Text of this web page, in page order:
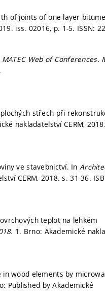
of joints of one-layer
iss. 02016, p. 1-5. ISSN:
MATEC Web of Conferences.
plochých střech při
nakladatelství CERM, 2018.
ve stavebnictví. In
CERM, 2018.s. 31-36.
teplot na lehkém
1. Brno: Akademické
in wood elements by
Published by Akademické